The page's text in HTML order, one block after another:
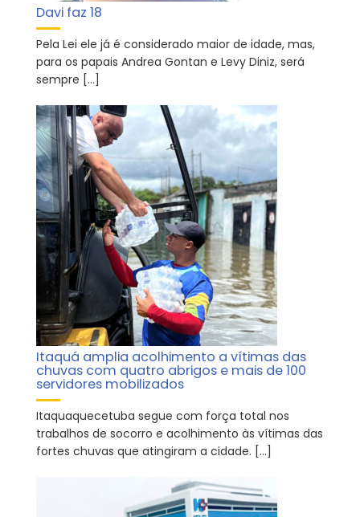
Davi faz 18
Pela Lei ele já é considerado maior de idade, mas,
para os papais Andrea Gontan e Levy Diniz, será
sempre […]
Itaquá amplia acolhimento a vítimas das
chuvas com quatro abrigos e mais de 100
servidores mobilizados
Itaquaquecetuba segue com força total nos
trabalhos de socorro e acolhimento às vítimas das
fortes chuvas que atingiram a cidade. […]